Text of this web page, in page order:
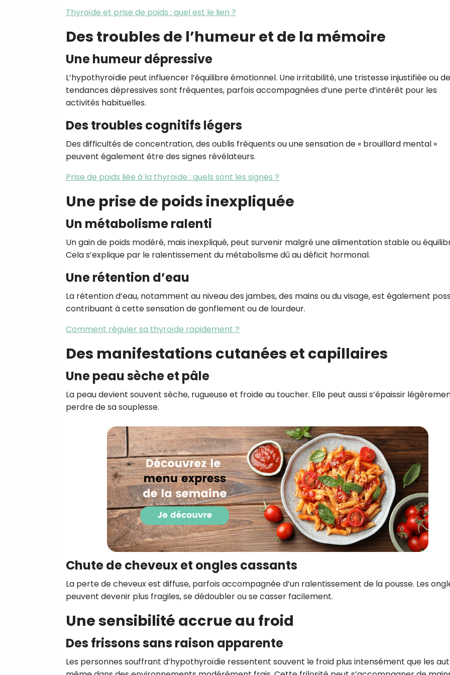
Thyroïde et prise de poids : quel est le lien ?
Des troubles de l’humeur et de la mémoire
Une humeur dépressive
L’hypothyroïdie peut influencer l’équilibre émotionnel. Une irritabilité, une tristesse injustifiée ou
tendances dépressives sont fréquentes, parfois accompagnées d’une perte d’intérêt pour les
activités habituelles.
Des troubles cognitifs légers
Des difficultés de concentration, des oublis fréquents ou une sensation de « brouillard mental »
peuvent également être des signes révélateurs.
Prise de poids liée à la thyroïde : quels sont les signes ?
Une prise de poids inexpliquée
Un métabolisme ralenti
Un gain de poids modéré, mais inexpliqué, peut survenir malgré une alimentation stable ou
Cela s’explique par le ralentissement du métabolisme dû au déficit hormonal.
Une rétention d’eau
La rétention d’eau, notamment au niveau des jambes, des mains ou du visage, est également
contribuant à cette sensation de gonflement ou de lourdeur.
Comment réguler sa thyroïde rapidement ?
Des manifestations cutanées et capillaires
Une peau sèche et pâle
La peau devient souvent sèche, rugueuse et froide au toucher. Elle peut aussi s’épaissir
perdre de sa souplesse.
Chute de cheveux et ongles cassants
La perte de cheveux est diffuse, parfois accompagnée d’un ralentissement de la pousse. Les
peuvent devenir plus fragiles, se dédoubler ou se casser facilement.
Une sensibilité accrue au froid
Des frissons sans raison apparente
Les personnes souffrant d’hypothyroïdie ressentent souvent le froid plus intensément que les